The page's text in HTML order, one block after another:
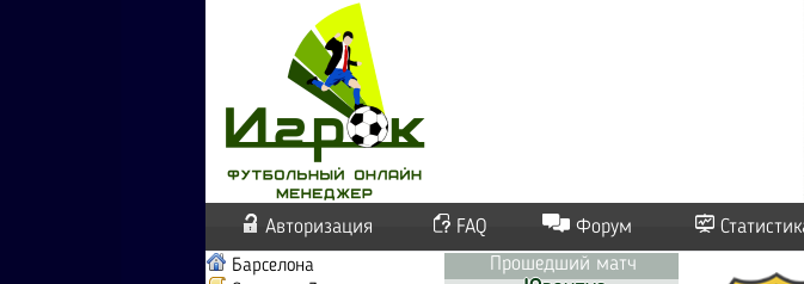
Авторизация FAQ Форум
Барселона
Прошедший матч